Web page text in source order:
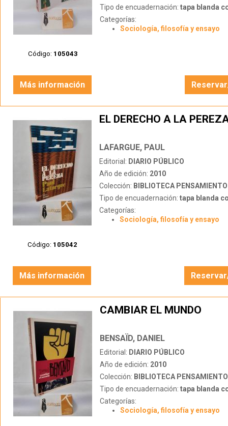
Código: 105043
Tipo de encuadernación: tapa blanda
Categorías:
Sociología, filosofía y ensayo
Más información
Código: 105042
EL DERECHO A LA
LAFARGUE, PAUL
Editorial: DIARIO PÚBLICO
Año de edición: 2010
Colección: BIBLIOTECA
Tipo de encuadernación: tapa blanda
Categorías:
Sociología, filosofía y ensayo
Más información
CAMBIAR EL MUNDO
BENSAÏD, DANIEL
Editorial: DIARIO PÚBLICO
Año de edición: 2010
Colección: BIBLIOTECA
Tipo de encuadernación: tapa blanda
Categorías:
Sociología, filosofía y ensayo